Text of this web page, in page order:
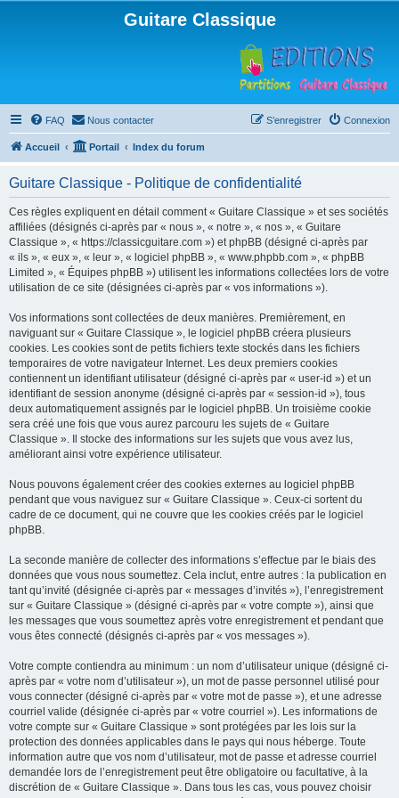
Guitare Classique
FAQ Nous contacter Connexion
S’enregistrer
Accueil Portail Index du forum
Guitare Classique - Politique de confidentialité
Ces règles expliquent en détail comment « Guitare Classique » et ses sociétés
affiliées (désignés ci-après par « nous », « notre », « nos », « Guitare
Classique », « https://classicguitare.com ») et phpBB (désigné ci-après par
« ils », « eux », « leur », « logiciel phpBB », « www.phpbb.com », « phpBB
Limited », « Équipes phpBB ») utilisent les informations collectées lors de votre
utilisation de ce site (désignées ci-après par « vos informations »).
Vos informations sont collectées de deux manières. Premièrement, en
naviguant sur « Guitare Classique », le logiciel phpBB créera plusieurs
cookies. Les cookies sont de petits fichiers texte stockés dans les fichiers
temporaires de votre navigateur Internet. Les deux premiers cookies
contiennent un identifiant utilisateur (désigné ci-après par « user-id ») et un
identifiant de session anonyme (désigné ci-après par « session-id »), tous
deux automatiquement assignés par le logiciel phpBB. Un troisième cookie
sera créé une fois que vous aurez parcouru les sujets de « Guitare
Classique ». Il stocke des informations sur les sujets que vous avez lus,
améliorant ainsi votre expérience utilisateur.
Nous pouvons également créer des cookies externes au logiciel phpBB
pendant que vous naviguez sur « Guitare Classique ». Ceux-ci sortent du
cadre de ce document, qui ne couvre que les cookies créés par le logiciel
phpBB.
La seconde manière de collecter des informations s’effectue par le biais des
données que vous nous soumettez. Cela inclut, entre autres : la publication en
tant qu’invité (désignée ci-après par « messages d’invités »), l’enregistrement
sur « Guitare Classique » (désigné ci-après par « votre compte »), ainsi que
les messages que vous soumettez après votre enregistrement et pendant que
vous êtes connecté (désignés ci-après par « vos messages »).
Votre compte contiendra au minimum : un nom d’utilisateur unique (désigné ci-
après par « votre nom d’utilisateur »), un mot de passe personnel utilisé pour
vous connecter (désigné ci-après par « votre mot de passe »), et une adresse
courriel valide (désignée ci-après par « votre courriel »). Les informations de
votre compte sur « Guitare Classique » sont protégées par les lois sur la
protection des données applicables dans le pays qui nous héberge. Toute
information autre que vos nom d’utilisateur, mot de passe et adresse courriel
demandée lors de l’enregistrement peut être obligatoire ou facultative, à la
discrétion de « Guitare Classique ». Dans tous les cas, vous pouvez choisir